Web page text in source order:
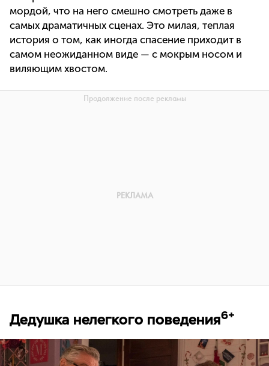
мордой, что на него смешно смотреть даже в
самых драматичных сценах. Это милая, теплая
история о том, как иногда спасение приходит в
самом неожиданном виде — с мокрым носом и
виляющим хвостом.
Дедушка нелегкого поведения6+